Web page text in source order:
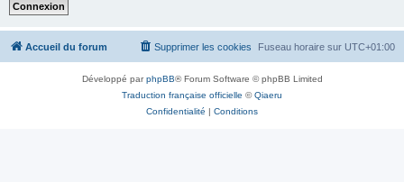
Accueil du forum Fuseau horaire sur UTC+01:00
Supprimer les cookies
Développé parphpBB® Forum Software © phpBB Limited
Traduction française officielle ©Qiaeru
Confidentialité | Conditions